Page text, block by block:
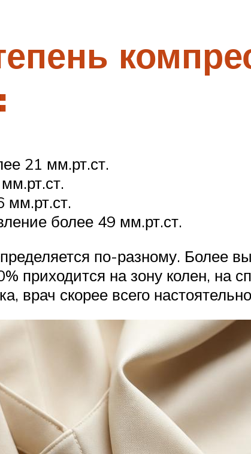
21 мм.рт.ст.
мм.рт.ст.
более 49 мм.рт.ст.
по-разному. Более
приходится на зону колен,
врач скорее всего